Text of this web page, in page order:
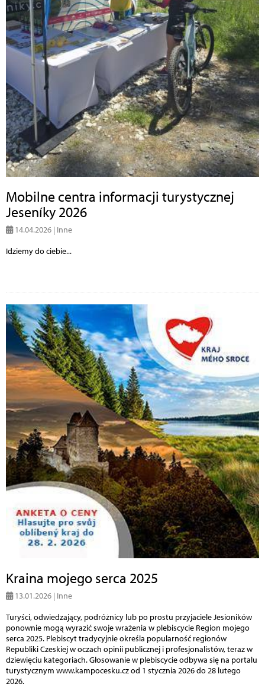
Mobilne centra informacji turystycznej
Jeseníky 2026
14.04.2026 | Inne
Idziemy do ciebie...
Kraina mojego serca 2025
13.01.2026 | Inne
Turyści, odwiedzający, podróżnicy lub po prostu przyjaciele Jesioników
ponownie mogą wyrazić swoje wrażenia w plebiscycie Region mojego
serca 2025. Plebiscyt tradycyjnie określa popularność regionów
Republiki Czeskiej w oczach opinii publicznej i profesjonalistów, teraz w
dziewięciu kategoriach. Głosowanie w plebiscycie odbywa się na portalu
turystycznym www.kampocesku.cz od 1 stycznia 2026 do 28 lutego
2026.